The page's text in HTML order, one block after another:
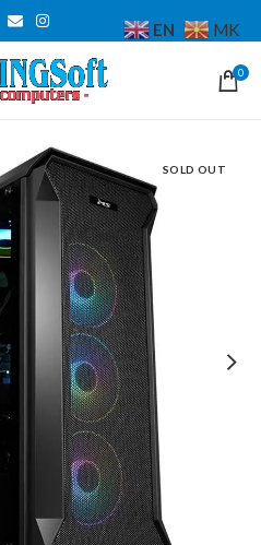
0
SOLD OUT
EN MK